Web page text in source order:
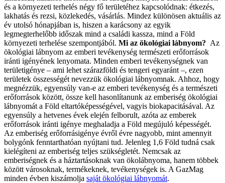
és a környezeti terhelés négy fő területéhez kapcsolódnak: étkezés,
lakhatás és rezsi, közlekedés, vásárlás. Mindez különösen aktuális az
év utolsó hónapjában is, hiszen a karácsony az egyik
legmegterhelőbb időszak mind a családi kassza, mind a Föld
környezeti terhelése szempontjából. Mi az ökológiai lábnyom? Az
ökológiai lábnyom az emberi tevékenység természeti erőforrások
iránti igényének lenyomata. Minden emberi tevékenységnek van
területigénye – ami lehet szárazföldi és tengeri egyaránt –, ezen
területek összességét nevezzük ökológiai lábnyomnak. Ahhoz, hogy
megnézzük, egyensúly van-e az emberi tevékenység és a természeti
erőforrások között, össze kell hasonlítanunk az emberiség ökológiai
lábnyomát a Föld eltartóképességével, vagyis biokapacitásával. Az
egyensúly a hetvenes évek elején felborult, azóta az emberek
erőforrások iránti igénye meghaladja a Föld megújuló képességét.
Az emberiség erőforrásigénye évről évre nagyobb, mint amennyit
bolygónk fenntarthatóan nyújtani tud. Jelenleg 1,6 Föld tudná csak
kielégíteni az emberiség teljes szükségletét. Nemcsak az
emberiségnek és a háztartásoknak van ökolábnyoma, hanem többek
között városoknak, termékeknek, tevékenységek is. A GazMag
minden évben kiszámolja saját ökológiai lábnyomát.